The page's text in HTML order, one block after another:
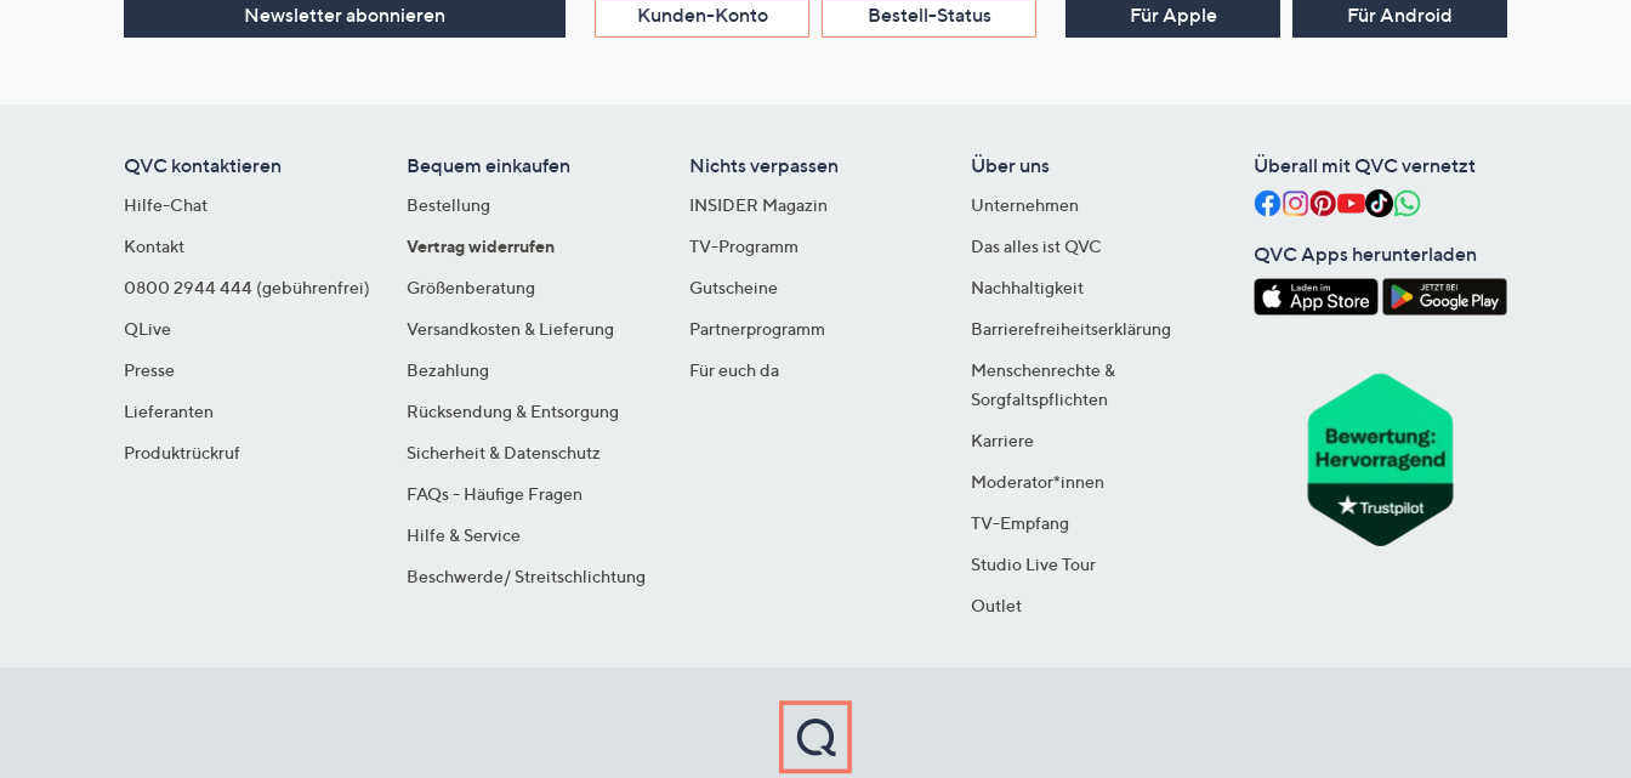
Newsletter abonnieren Kunden-Konto Bestell-Status Für Apple Für Android
QVC kontaktieren
Hilfe-Chat
Kontakt
0800 2944 444 (gebührenfrei)
QLive
Presse
Lieferanten
Produktrückruf
Bequem einkaufen
Bestellung
Vertrag widerrufen
Größenberatung
Versandkosten & Lieferung
Bezahlung
Rücksendung & Entsorgung
Sicherheit & Datenschutz
FAQs - Häufige Fragen
Hilfe & Service
Beschwerde/ Streitschlichtung
Nichts verpassen
INSIDER Magazin
TV-Programm
Gutscheine
Partnerprogramm
Für euch da
Über uns
Unternehmen
Das alles ist QVC
Nachhaltigkeit
Barrierefreiheitserklärung
Menschenrechte &
Sorgfaltspflichten
Karriere
Moderator*innen
TV-Empfang
Studio Live Tour
Outlet
Überall mit QVC vernetzt
QVC Apps herunterladen